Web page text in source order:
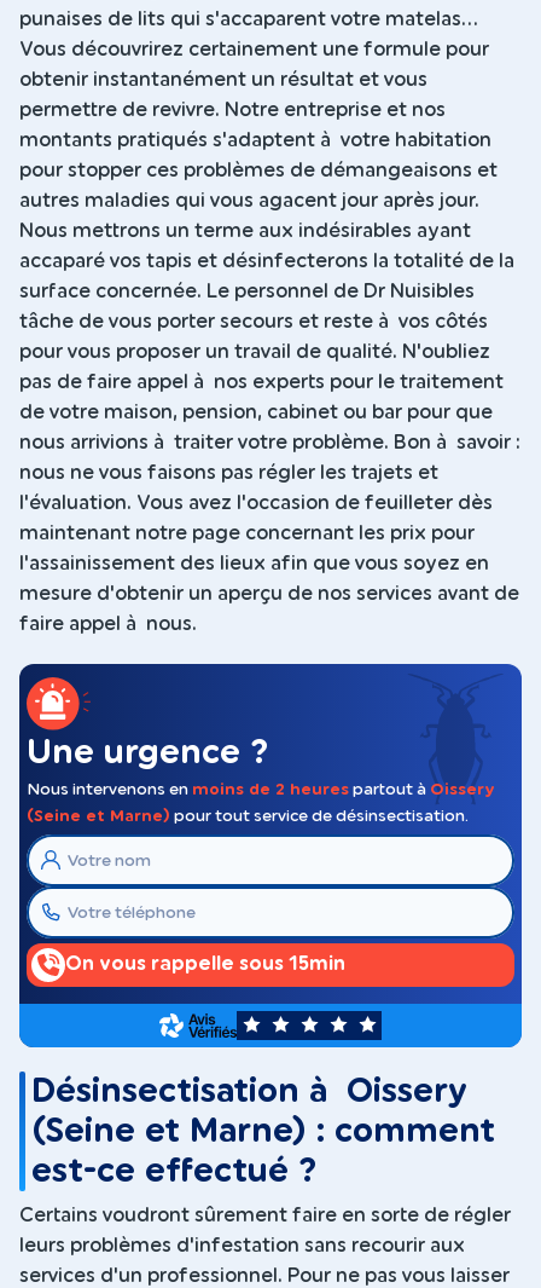
punaises de lits qui s'accaparent votre matelas...
Vous découvrirez certainement une formule pour
obtenir instantanément un résultat et vous
permettre de revivre. Notre entreprise et nos
montants pratiqués s'adaptent à votre habitation
pour stopper ces problèmes de démangeaisons et
autres maladies qui vous agacent jour après jour.
Nous mettrons un terme aux indésirables ayant
accaparé vos tapis et désinfecterons la totalité de la
surface concernée. Le personnel de Dr Nuisibles
tâche de vous porter secours et reste à vos côtés
pour vous proposer un travail de qualité. N'oubliez
pas de faire appel à nos experts pour le traitement
de votre maison, pension, cabinet ou bar pour que
nous arrivions à traiter votre problème. Bon à savoir :
nous ne vous faisons pas régler les trajets et
l'évaluation. Vous avez l'occasion de feuilleter dès
maintenant notre page concernant les prix pour
l'assainissement des lieux afin que vous soyez en
mesure d'obtenir un aperçu de nos services avant de
faire appel à nous.
Une urgence ?
Nous intervenons en moins de 2 heures partout à Oissery
(Seine et Marne) pour tout service de désinsectisation.
On vous rappelle sous 15min
5
Désinsectisation à Oissery
(Seine et Marne) : comment
est-ce effectué ?
Certains voudront sûrement faire en sorte de régler
leurs problèmes d'infestation sans recourir aux
services d'un professionnel. Pour ne pas vous laisser